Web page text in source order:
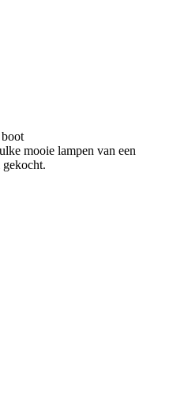
mooie lampen van een